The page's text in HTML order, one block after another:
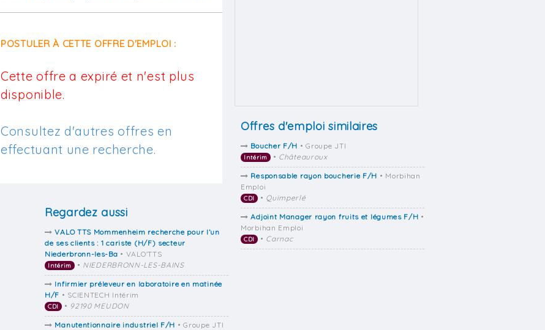
POSTULER À CETTE OFFRE D'EMPLOI :
Cette offre a expiré et n'est plus
disponible.
Consultez d'autres offres en
effectuant une recherche.
Offres d'emploi similaires
Boucher F/H • Groupe JTI
Intérim • Châteauroux
Responsable rayon boucherie F/H • Morbihan
Emploi
CDI • Quimperlé
Adjoint Manager rayon fruits et légumes F/H •
Morbihan Emploi
CDI • Carnac
Regardez aussi
VALO TTS Mommenheim recherche pour l’un
de ses clients : 1 cariste (H/F) secteur
Niederbronn-les-Ba • VALO'TTS
Intérim • NIEDERBRONN-LES-BAINS
Infirmier préleveur en laboratoire en matinée
H/F • SCIENTECH Intérim
CDI • 92190 MEUDON
Manutentionnaire industriel F/H • Groupe JTI